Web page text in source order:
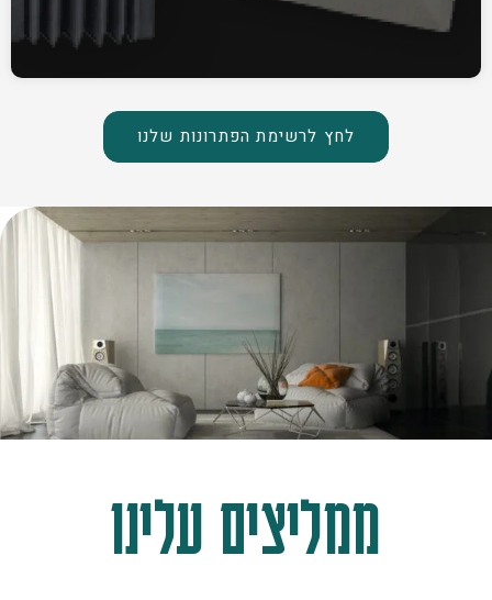
לחץ לרשימת הפתרונות שלנו
ממליצים עלינו